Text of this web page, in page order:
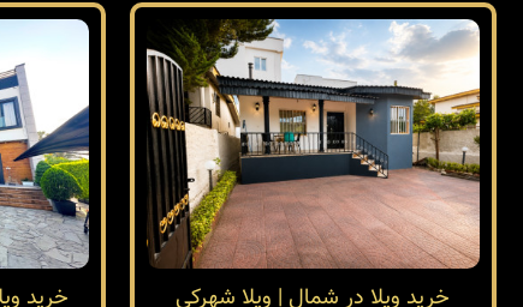
خرید ویلا در شمال | ویلا شهرکی
خريد